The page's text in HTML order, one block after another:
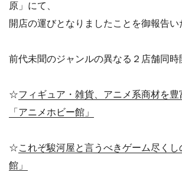
原」にて、
開店の運びとなりましたことを御報告い
前代未聞のジャンルの異なる２店舗同時
☆フィギュア・雑貨、アニメ系商材を
「アニメホビー館」
☆これぞ駿河屋と言うべきゲーム尽くし
館」